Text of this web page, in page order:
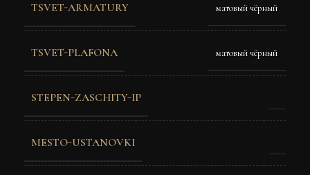
TSVET-ARMATURY матовый чёрный
TSVET-PLAFONA матовый чёрный
STEPEN-ZASCHITY-IP
MESTO-USTANOVKI